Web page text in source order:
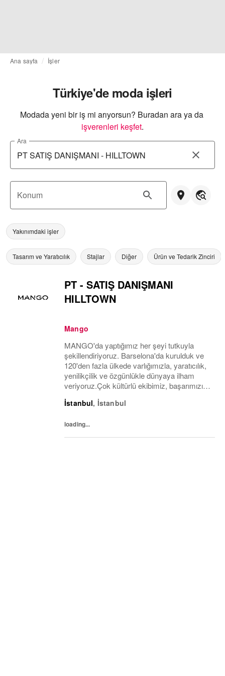
Ana sayfa İşler
Türkiye'de moda işleri
Modada yeni bir iş mi arıyorsun? Buradan ara ya da
işverenleri keşfet.
Ara
Konum
Yakınımdaki işler
Tasarım ve Yaratıcılık Stajlar Diğer Ürün ve Tedarik Zinciri
PT - SATIŞ DANIŞMANI
HILLTOWN
Mango
MANGO'da yaptığımız her şeyi tutkuyla
şekillendiriyoruz. Barselona'da kurulduk ve
120'den fazla ülkede varlığımızla, yaratıcılık,
yenilikçilik ve özgünlükle dünyaya ilham
veriyoruz.Çok kültürlü ekibimiz, başarımızın
dünyanın her yerindeki insanlarla...
İstanbul, İstanbul
loading...